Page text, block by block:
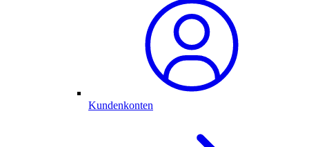
Kundenkonten